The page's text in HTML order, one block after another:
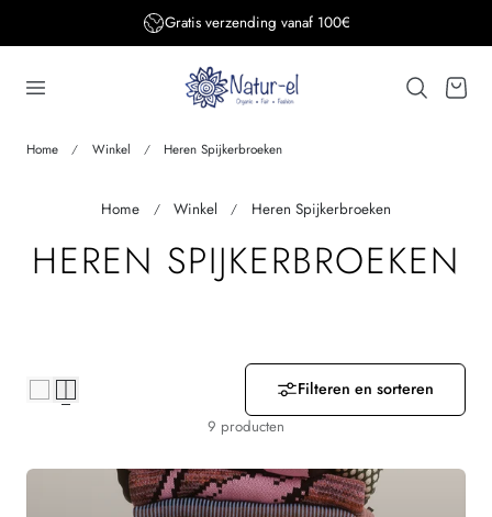
Gratis verzending vanaf 100€
Home Winkel Heren Spijkerbroeken
Home Winkel Heren Spijkerbroeken
V
Z
HEREN SPIJKERBROEKEN
Filteren en sorteren
9 producten